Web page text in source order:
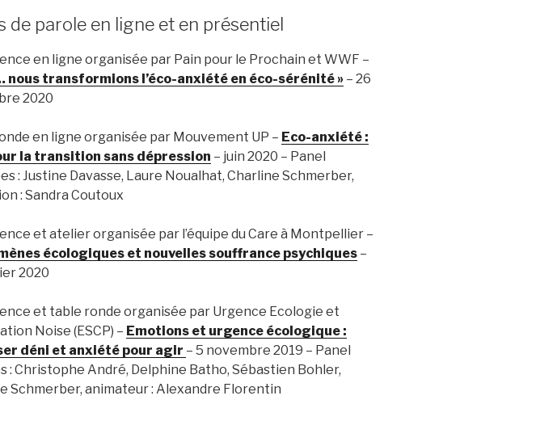
de parole en ligne et en présentiel
en ligne organisée par Pain pour le Prochain et WWF –
nous transformions l’éco-anxiété en éco-sérénité »– 26
2020
en ligne organisée par Mouvement UP – Eco-anxiété :
la transition sans dépression – juin 2020 – Panel
: Justine Davasse, Laure Noualhat, Charline Schmerber,
: Sandra Coutoux
et atelier organisée par l’équipe du Care à Montpellier –
écologiques et nouvelles souffrance psychiques–
2020
et table ronde organisée par Urgence Ecologie et
Noise (ESCP) – Emotions et urgence écologique :
déni et anxiété pour agir – 5 novembre 2019 – Panel
: Christophe André, Delphine Batho, Sébastien Bohler,
Schmerber, animateur : Alexandre Florentin